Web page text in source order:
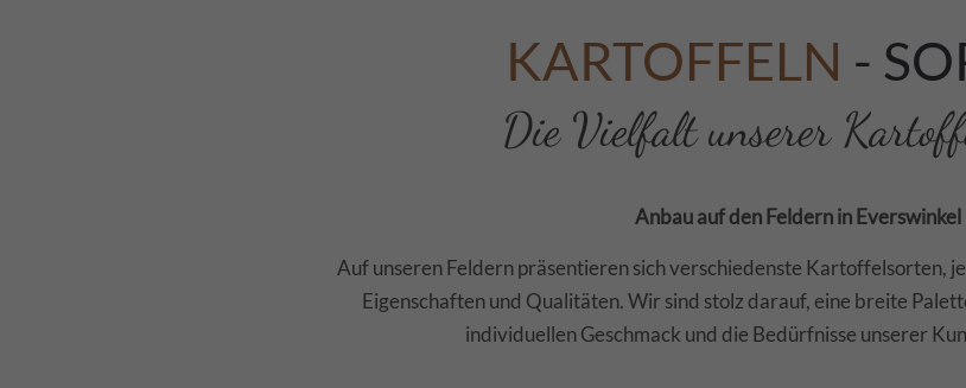
KARTOFFELN -
Die Vielfalt unserer
Anbau auf den Feldern in Everswinkel
Auf unseren Feldern präsentieren sich verschiedenste Kartoffelsorten,
Eigenschaften und Qualitäten. Wir sind stolz darauf, eine breite
individuellen Geschmack und die Bedürfnisse unserer